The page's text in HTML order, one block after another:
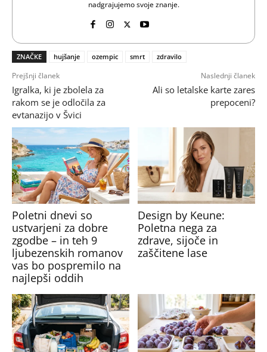
nadgrajujemo svoje znanje.
ZNAČKE hujšanje ozempic smrt zdravilo
Prejšnji članek
Igralka, ki je zbolela za
rakom se je odločila za
evtanazijo v Švici
Naslednji članek
Ali so letalske karte zares
prepoceni?
Poletni dnevi so
ustvarjeni za dobre
zgodbe – in teh 9
ljubezenskih romanov
vas bo pospremilo na
najlepši oddih
Design by Keune:
Poletna nega za
zdrave, sijoče in
zaščitene lase